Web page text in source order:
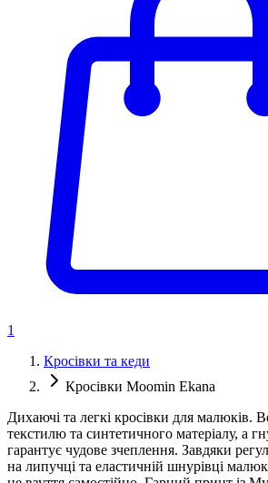
1
Кросівки та кеди
Кросівки Moomin Ekana
Дихаючі та легкі кросівки для малюків.
текстилю та синтетичного матеріалу, а
гарантує чудове зчеплення. Завдяки
на липучці та еластичній шнурівці